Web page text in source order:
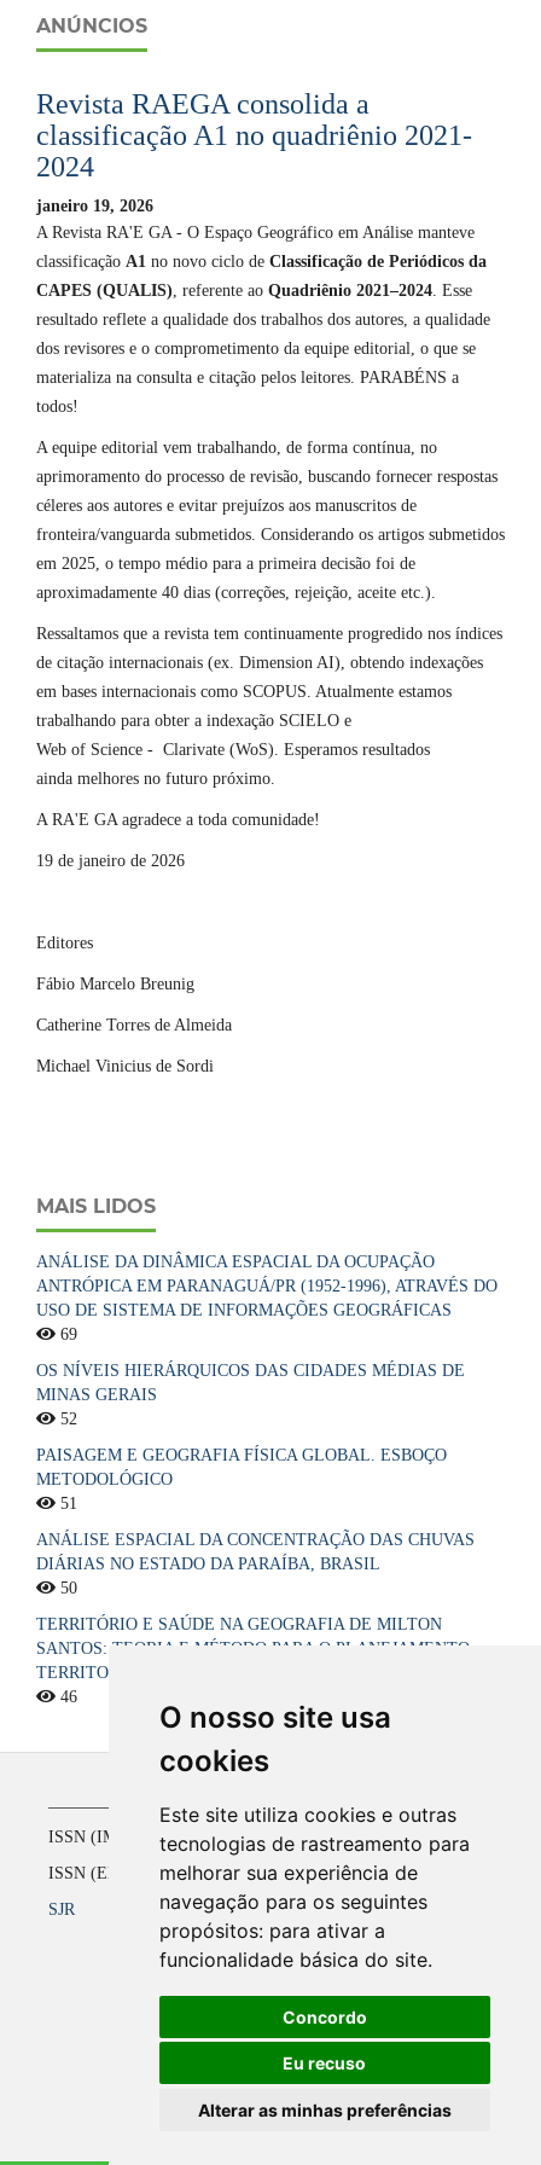
O nosso site usa
cookies
Este site utiliza cookies e outras
tecnologias de rastreamento para
melhorar sua experiência de
navegação para os seguintes
propósitos: para ativar a
funcionalidade básica do site.
Concordo
Eu recuso
Alterar as minhas preferências
ANÚNCIOS
Revista RAEGA consolida a
classificação A1 no quadriênio 2021-
2024
janeiro 19, 2026
A Revista RA'E GA - O Espaço Geográfico em Análise manteve
classificação A1 no novo ciclo de Classificação de Periódicos da
CAPES (QUALIS), referente ao Quadriênio 2021–2024. Esse
resultado reflete a qualidade dos trabalhos dos autores, a qualidade
dos revisores e o comprometimento da equipe editorial, o que se
materializa na consulta e citação pelos leitores. PARABÉNS a
todos!
A equipe editorial vem trabalhando, de forma contínua, no
aprimoramento do processo de revisão, buscando fornecer respostas
céleres aos autores e evitar prejuízos aos manuscritos de
fronteira/vanguarda submetidos. Considerando os artigos submetidos
em 2025, o tempo médio para a primeira decisão foi de
aproximadamente 40 dias (correções, rejeição, aceite etc.).
Ressaltamos que a revista tem continuamente progredido nos índices
de citação internacionais (ex. Dimension AI), obtendo indexações
em bases internacionais como SCOPUS. Atualmente estamos
trabalhando para obter a indexação SCIELO e
Web of Science - Clarivate (WoS). Esperamos resultados
ainda melhores no futuro próximo.
A RA'E GA agradece a toda comunidade!
19 de janeiro de 2026
Editores
Fábio Marcelo Breunig
Catherine Torres de Almeida
Michael Vinicius de Sordi
MAIS LIDOS
ANÁLISE DA DINÂMICA ESPACIAL DA OCUPAÇÃO
ANTRÓPICA EM PARANAGUÁ/PR (1952-1996), ATRAVÉS DO
USO DE SISTEMA DE INFORMAÇÕES GEOGRÁFICAS
69
OS NÍVEIS HIERÁRQUICOS DAS CIDADES MÉDIAS DE
MINAS GERAIS
52
PAISAGEM E GEOGRAFIA FÍSICA GLOBAL. ESBOÇO
METODOLÓGICO
51
ANÁLISE ESPACIAL DA CONCENTRAÇÃO DAS CHUVAS
DIÁRIAS NO ESTADO DA PARAÍBA, BRASIL
50
TERRITÓRIO E SAÚDE NA GEOGRAFIA DE MILTON
SANTOS: TEORIA E MÉTODO PARA O PLANEJAMENTO
TERRITORIAL DO SISTEMA ÚNICO DE SAÚDE NO BRASIL
46
ISSN (IMPRESSO) 1516-4136 até 2008
ISSN (ELETRÔNICO) 2177-2738 a partir de 2009
SJR